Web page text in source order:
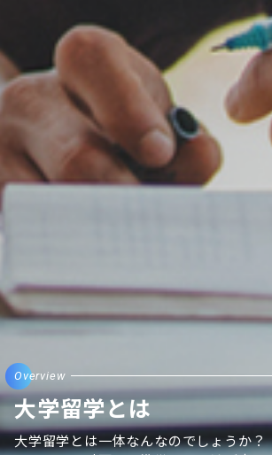
Overview
大学留学とは
大学留学とは一体なんなのでしょうか？